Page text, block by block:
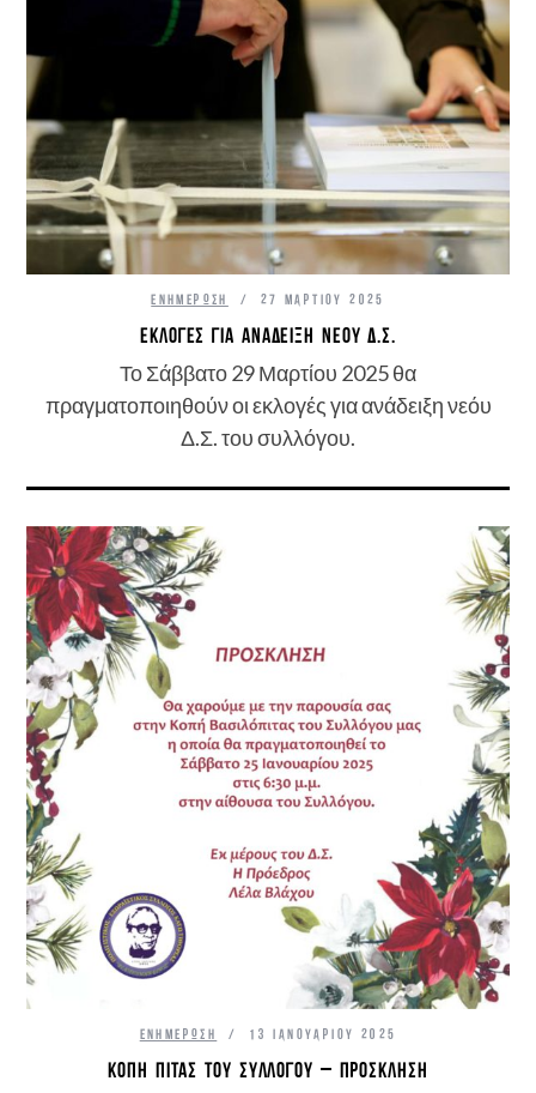
ΕΝΗΜΈΡΩΣΗ 27 ΜΑΡΤΊΟΥ 2025
ΕΚΛΟΓΈΣ ΓΙΑ ΑΝΆΔΕΙΞΗ ΝΈΟΥ Δ.Σ.
Το Σάββατο 29 Μαρτίου 2025 θα
πραγματοποιηθούν οι εκλογές για ανάδειξη νεόυ
Δ.Σ. του συλλόγου.
ΕΝΗΜΈΡΩΣΗ 13 ΙΑΝΟΥΑΡΊΟΥ 2025
ΚΟΠΉ ΠΊΤΑΣ ΤΟΥ ΣΥΛΛΌΓΟΥ – ΠΡΌΣΚΛΗΣΗ